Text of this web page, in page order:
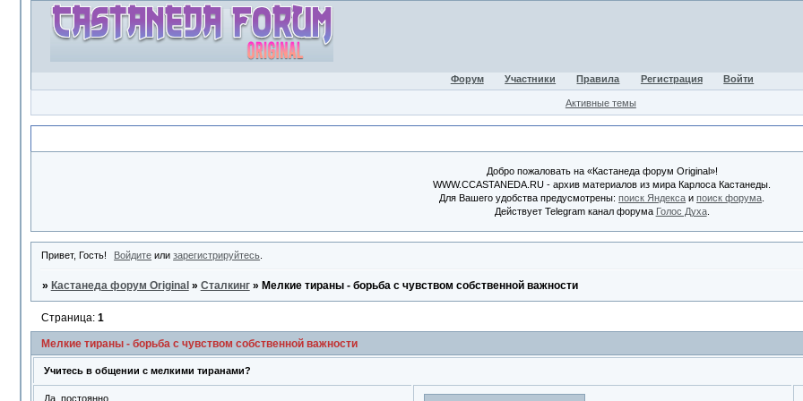
Форум Участники Правила Регистрация Войти
Активные темы
Добро пожаловать на «Кастанеда форум Original»!
WWW.CCASTANEDA.RU - архив материалов из мира Карлоса Кастанеды.
Для Вашего удобства предусмотрены:поиск Яндекса ипоиск форума
Действует Telegram канал форума Голос Духа.
Привет, Гость! Войдите илизарегистрируйтесь
» Кастанеда форум Original » Сталкинг » Мелкие тираны - борьба с чувством собственной важности
Мелкие тираны - борьба с чувством собственной важности
Страница: 1
Учитесь в общении с мелкими тиранами?
Да, постоянно